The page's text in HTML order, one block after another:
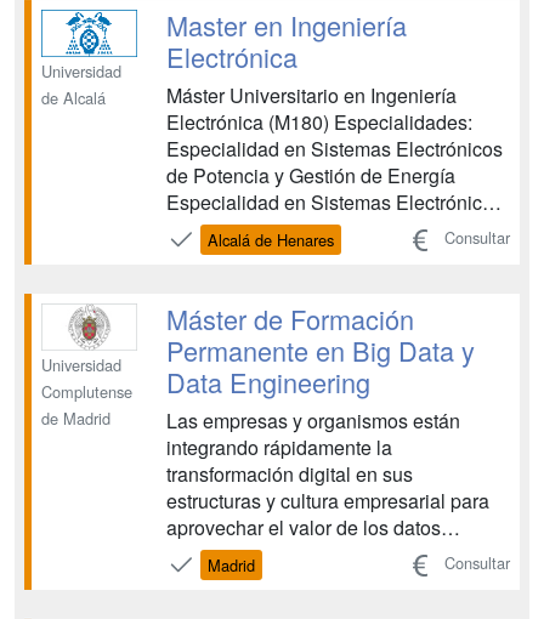
de minas, geólogos, civiles, del terreno
y graduados...
Universidad
de Alcalá
Master en Ingeniería
Electrónica
Máster Universitario en Ingeniería
Electrónica (M180) Especialidades:
Especialidad en Sistemas Electrónicos
de Potencia y Gestión de Energía
Especialidad en Sistemas Electrónicos
Sensado y Control de Red ...
Alcalá de Henares Consultar
Universidad
Complutense
de Madrid
Máster de Formación
Permanente en Big Data y
Data Engineering
Las empresas y organismos están
integrando rápidamente la
transformación digital en sus
estructuras y cultura empresarial para
aprovechar el valor de los datos
masivos en la toma de decisiones. Una
herramienta clave para el éxito y su
Madrid Consultar